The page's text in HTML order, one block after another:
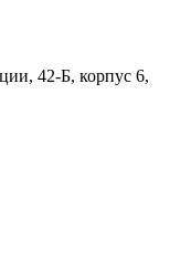
42-Б, корпус 6,